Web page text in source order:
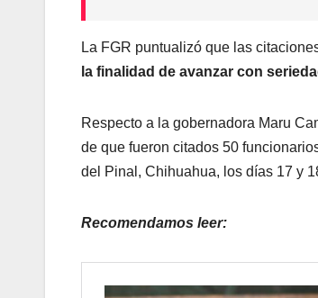
La FGR puntualizó que las
la finalidad de avanzar con
Respecto a la gobernadora Maru
de que fueron citados 50
del Pinal, Chihuahua, los días 17 y
Recomendamos leer: